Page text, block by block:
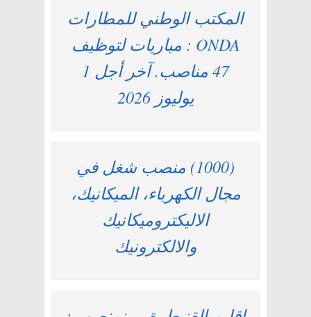
المكتب الوطني للمطارات
ONDA : مباريات لتوظيف
47 مناصب. آخر أجل 1
يوليوز 2026
(1000) منصب شغل في
مجال الكهرباء، الميكانيك،
الاليكتروميكانيك
والالكترونيك